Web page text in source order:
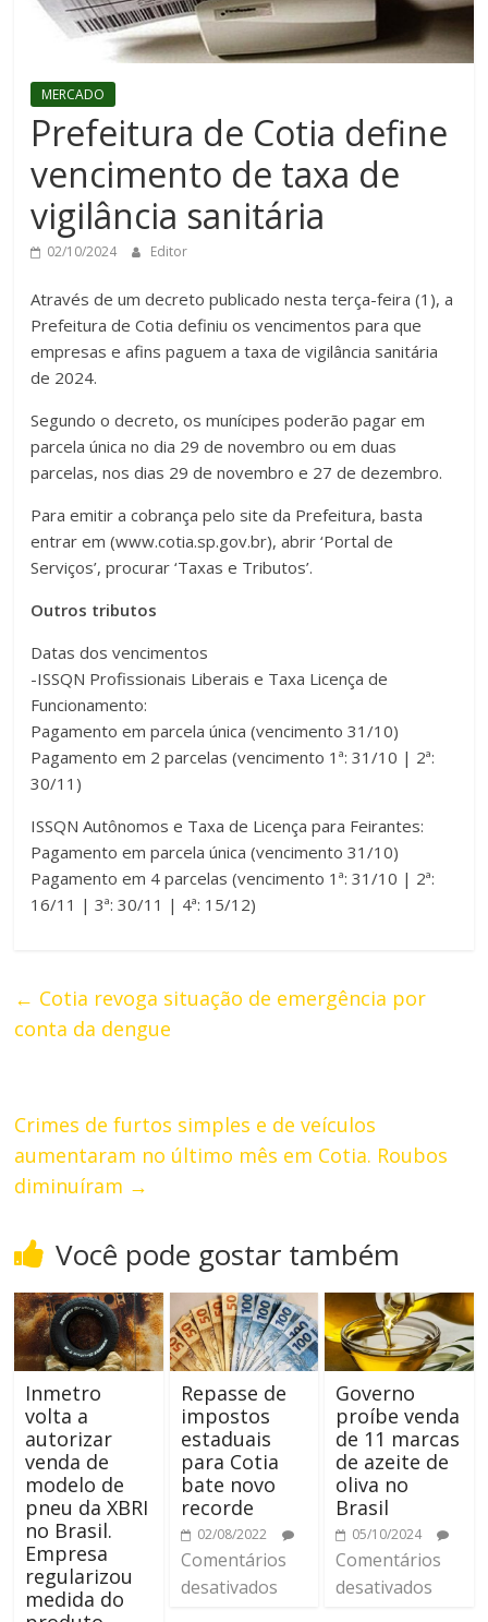
MERCADO
Prefeitura de Cotia define
vencimento de taxa de
vigilância sanitária
02/10/2024 Editor
Através de um decreto publicado nesta terça-feira (1), a
Prefeitura de Cotia definiu os vencimentos para que
empresas e afins paguem a taxa de vigilância sanitária
de 2024.
Segundo o decreto, os munícipes poderão pagar em
parcela única no dia 29 de novembro ou em duas
parcelas, nos dias 29 de novembro e 27 de dezembro.
Para emitir a cobrança pelo site da Prefeitura, basta
entrar em (www.cotia.sp.gov.br), abrir ‘Portal de
Serviços’, procurar ‘Taxas e Tributos’.
Outros tributos
Datas dos vencimentos
-ISSQN Profissionais Liberais e Taxa Licença de
Funcionamento:
Pagamento em parcela única (vencimento 31/10)
Pagamento em 2 parcelas (vencimento 1ª: 31/10 | 2ª:
30/11)
ISSQN Autônomos e Taxa de Licença para Feirantes:
Pagamento em parcela única (vencimento 31/10)
Pagamento em 4 parcelas (vencimento 1ª: 31/10 | 2ª:
16/11 | 3ª: 30/11 | 4ª: 15/12)
← Cotia revoga situação de emergência por
conta da dengue
Crimes de furtos simples e de veículos
aumentaram no último mês em Cotia. Roubos
diminuíram →
Você pode gostar também
Inmetro
volta a
autorizar
venda de
modelo de
pneu da XBRI
no Brasil.
Empresa
regularizou
medida do
Repasse de
impostos
estaduais
para Cotia
bate novo
recorde
02/08/2022
Comentários
desativados
Governo
proíbe venda
de 11 marcas
de azeite de
oliva no
Brasil
05/10/2024
Comentários
desativados